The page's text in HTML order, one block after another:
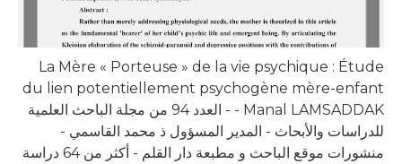
La Mère « Porteuse » de la vie psychique : Étude
du lien potentiellement psychogène mère-enfant
- Manal LAMSADDAK - العدد 94 من مجلة الباحث العلمية
للدراسات والأبحاث - المدير المسؤول ذ محمد القاسمي -
منشورات موقع الباحث و مطبعة دار القلم - أكثر من 64 دراسة